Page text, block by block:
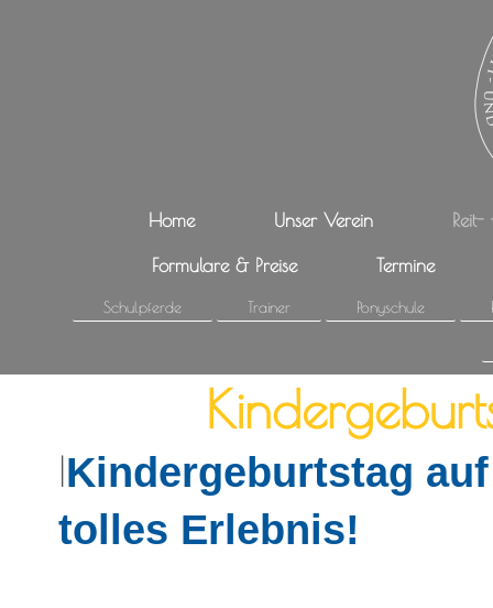
Home Unser Verein
Formulare & Preise Termine
Schulpferde Trainer Ponyschule
IKindergeburtstag
tolles Erlebnis!